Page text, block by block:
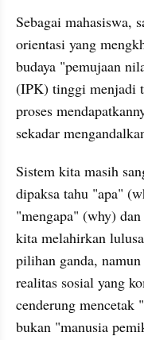
Sebagai mahasiswa,
orientasi yang
budaya "pemujaan
(IPK) tinggi menjadi
proses
sekadar
Sistem kita masih
dipaksa tahu "apa"
"mengapa" (why)
kita melahirkan
pilihan ganda,
realitas sosial yang
cenderung mencetak
bukan "manusia